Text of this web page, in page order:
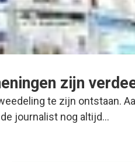
zijn
te zijn ontstaan.
journalist nog altijd…